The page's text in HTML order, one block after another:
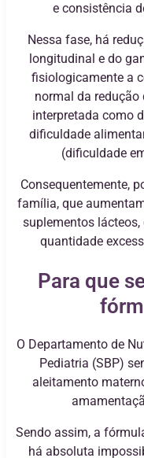
e consistência
Nessa fase, há
longitudinal e do
fisiologicamente a
normal da
interpretada como
dificuldade
(dificuldade
Consequentemente,
família, que
suplementos
quantidade
Para que
O Departamento de
Pediatria (SBP)
aleitamento
Sendo assim, a
há absoluta